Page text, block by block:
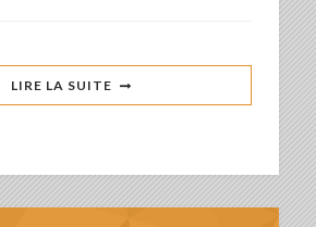
LIRE LA SUITE